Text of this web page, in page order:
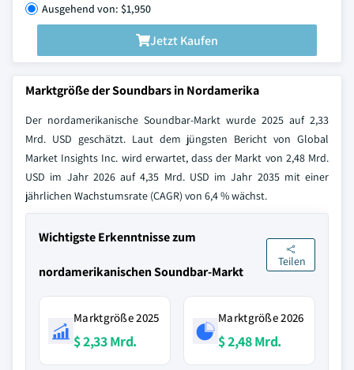
Ausgehend von: $1,950
Jetzt Kaufen
Marktgröße der Soundbars in Nordamerika
Der nordamerikanische Soundbar-Markt wurde 2025 auf 2,33
Mrd. USD geschätzt. Laut dem jüngsten Bericht von Global
Market Insights Inc. wird erwartet, dass der Markt von 2,48 Mrd.
USD im Jahr 2026 auf 4,35 Mrd. USD im Jahr 2035 mit einer
jährlichen Wachstumsrate (CAGR) von 6,4 % wächst.
Wichtigste Erkenntnisse zum
nordamerikanischen Soundbar-Markt
Teilen
Marktgröße 2025
$ 2,33 Mrd.
Marktgröße 2026
$ 2,48 Mrd.